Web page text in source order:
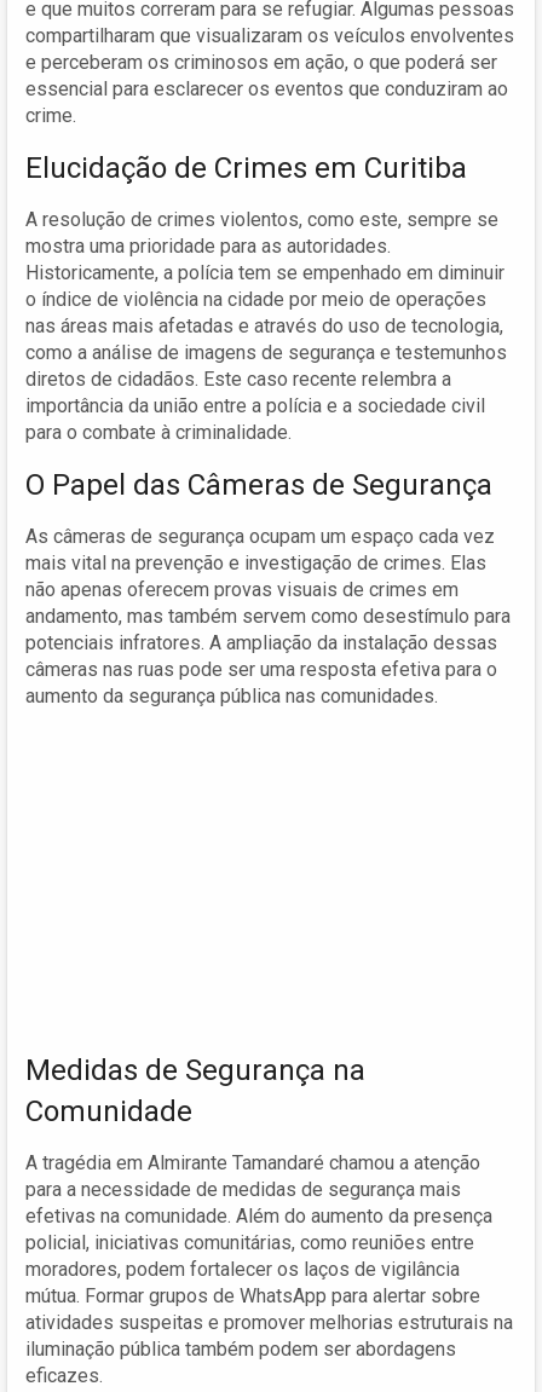
e que muitos correram para se refugiar. Algumas pessoas
compartilharam que visualizaram os veículos envolventes
e perceberam os criminosos em ação, o que poderá ser
essencial para esclarecer os eventos que conduziram ao
crime.
Elucidação de Crimes em Curitiba
A resolução de crimes violentos, como este, sempre se
mostra uma prioridade para as autoridades.
Historicamente, a polícia tem se empenhado em diminuir
o índice de violência na cidade por meio de operações
nas áreas mais afetadas e através do uso de tecnologia,
como a análise de imagens de segurança e testemunhos
diretos de cidadãos. Este caso recente relembra a
importância da união entre a polícia e a sociedade civil
para o combate à criminalidade.
O Papel das Câmeras de Segurança
As câmeras de segurança ocupam um espaço cada vez
mais vital na prevenção e investigação de crimes. Elas
não apenas oferecem provas visuais de crimes em
andamento, mas também servem como desestímulo para
potenciais infratores. A ampliação da instalação dessas
câmeras nas ruas pode ser uma resposta efetiva para o
aumento da segurança pública nas comunidades.
Medidas de Segurança na
Comunidade
A tragédia em Almirante Tamandaré chamou a atenção
para a necessidade de medidas de segurança mais
efetivas na comunidade. Além do aumento da presença
policial, iniciativas comunitárias, como reuniões entre
moradores, podem fortalecer os laços de vigilância
mútua. Formar grupos de WhatsApp para alertar sobre
atividades suspeitas e promover melhorias estruturais na
iluminação pública também podem ser abordagens
eficazes.